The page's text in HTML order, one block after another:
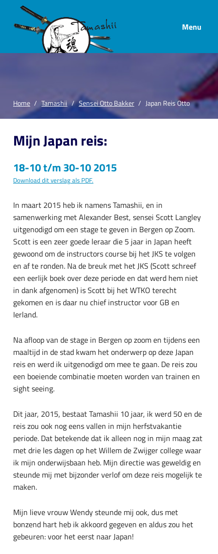
Menu
Home Tamashii Sensei Otto Bakker Japan Reis Otto
Mijn Japan reis:
18-10 t/m 30-10 2015
Download dit verslag als PDF.
In maart 2015 heb ik namens Tamashii, en in
samenwerking met Alexander Best, sensei Scott Langley
uitgenodigd om een stage te geven in Bergen op Zoom.
Scott is een zeer goede leraar die 5 jaar in Japan heeft
gewoond om de instructors course bij het JKS te volgen
en af te ronden. Na de breuk met het JKS (Scott schreef
een eerlijk boek over deze periode en dat werd hem niet
in dank afgenomen) is Scott bij het WTKO terecht
gekomen en is daar nu chief instructor voor GB en
Ierland.
Na afloop van de stage in Bergen op zoom en tijdens een
maaltijd in de stad kwam het onderwerp op deze Japan
reis en werd ik uitgenodigd om mee te gaan. De reis zou
een boeiende combinatie moeten worden van trainen en
sight seeing.
Dit jaar, 2015, bestaat Tamashii 10 jaar, ik werd 50 en de
reis zou ook nog eens vallen in mijn herfstvakantie
periode. Dat betekende dat ik alleen nog in mijn maag zat
met drie les dagen op het Willem de Zwijger college waar
ik mijn onderwijsbaan heb. Mijn directie was geweldig en
steunde mij met bijzonder verlof om deze reis mogelijk te
maken.
Mijn lieve vrouw Wendy steunde mij ook, dus met
bonzend hart heb ik akkoord gegeven en aldus zou het
gebeuren: voor het eerst naar Japan!